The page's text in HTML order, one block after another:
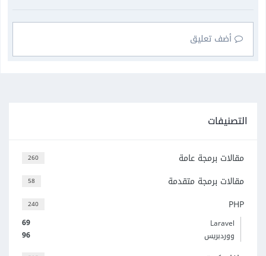
أضف تعليق
التصنيفات
260 مقالات برمجة عامة
58 مقالات برمجة متقدمة
240 PHP
69
Laravel
96
ووردبريس